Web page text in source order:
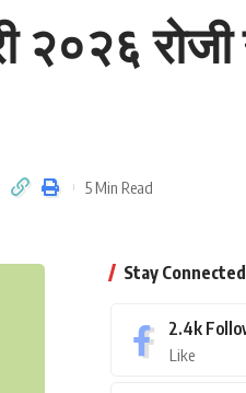
रोजी
5 Min Read
Stay Connected
2.4k
Like